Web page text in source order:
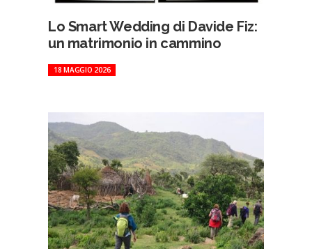
Lo Smart Wedding di Davide Fiz:
un matrimonio in cammino
18 MAGGIO 2026